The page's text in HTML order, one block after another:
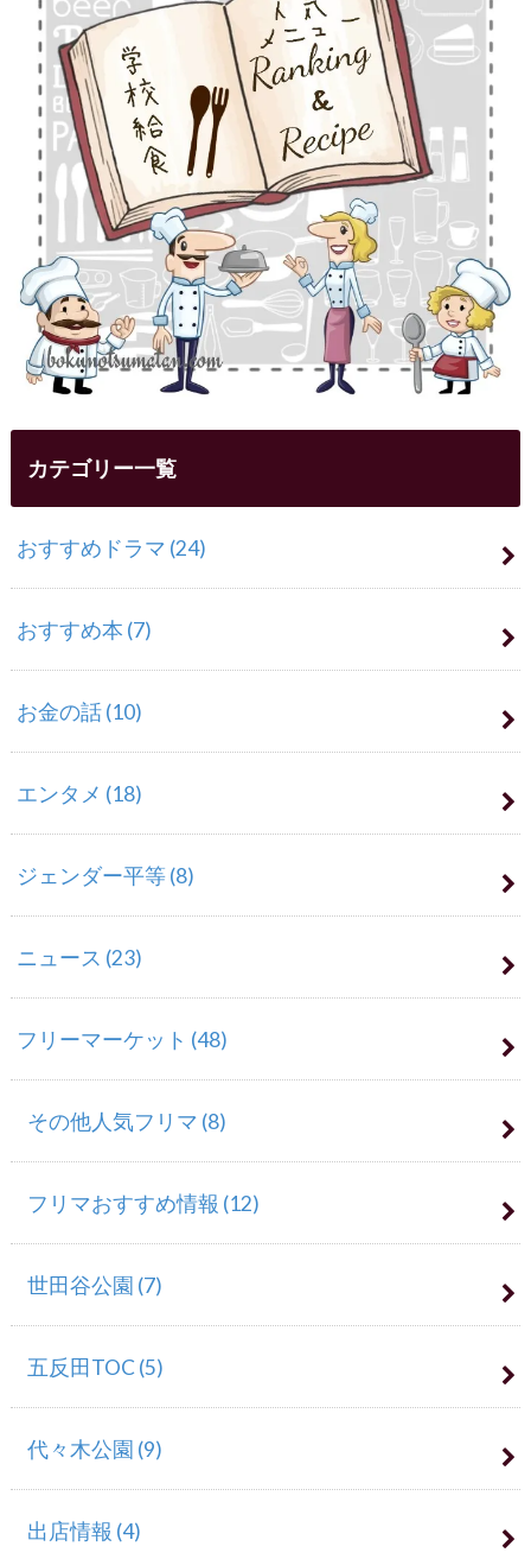
カテゴリー一覧
おすすめドラマ (24)
おすすめ本 (7)
お金の話(10)
エンタメ (18)
ジェンダー平等(8)
ニュース (23)
フリーマーケット (48)
その他人気フリマ (8)
フリマおすすめ情報 (12)
世田谷公園 (7)
五反田TOC(5)
代々木公園 (9)
出店情報 (4)